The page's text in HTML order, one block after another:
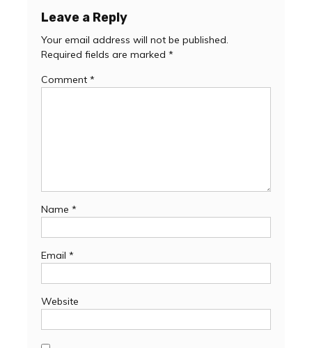
Leave a Reply
Your email address will not be published.
Required fields are marked *
Comment *
Name *
Email *
Website